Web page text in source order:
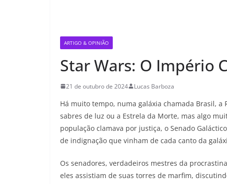
ARTIGO & OPINIÃO
Star Wars: O Império
21 de outubro de 2024 Lucas Barboza
Há muito tempo, numa galáxia chamada Brasil,
sabres de luz ou a Estrela da Morte, mas algo
população clamava por justiça, o Senado
de indignação que vinham de cada canto da
Os senadores, verdadeiros mestres da
eles assistiam de suas torres de marfim,